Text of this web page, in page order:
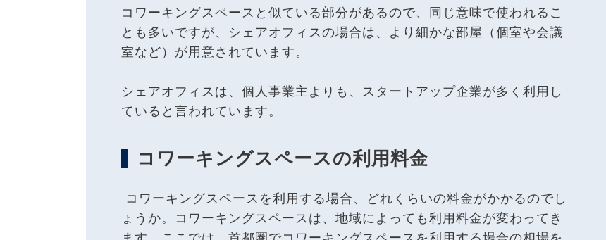
コワーキングスペースと似ている部分があるので、同じ意味で使われるこ
とも多いですが、シェアオフィスの場合は、より細かな部屋（個室や会議
室など）が用意されています。
シェアオフィスは、個人事業主よりも、スタートアップ企業が多く利用し
ていると言われています。
コワーキングスペースの利用料金
コワーキングスペースを利用する場合、どれくらいの料金がかかるのでし
ょうか。コワーキングスペースは、地域によっても利用料金が変わってき